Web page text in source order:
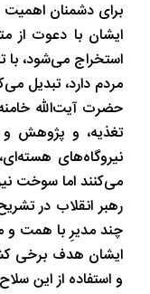
برای دشمنان اهمیت
ایشان با دعوت از
استخراج می‌شود، با
مردم دارد، ‌تبدیل
حضرت آیت‌الله
تغذیه، و پژوهش و
نیروگاه‌های
می‌کنند اما سوخت
رهبر انقلاب در
چند مدیرِ با همت و
و استفاده از این سلاح است، غنی‌سازی